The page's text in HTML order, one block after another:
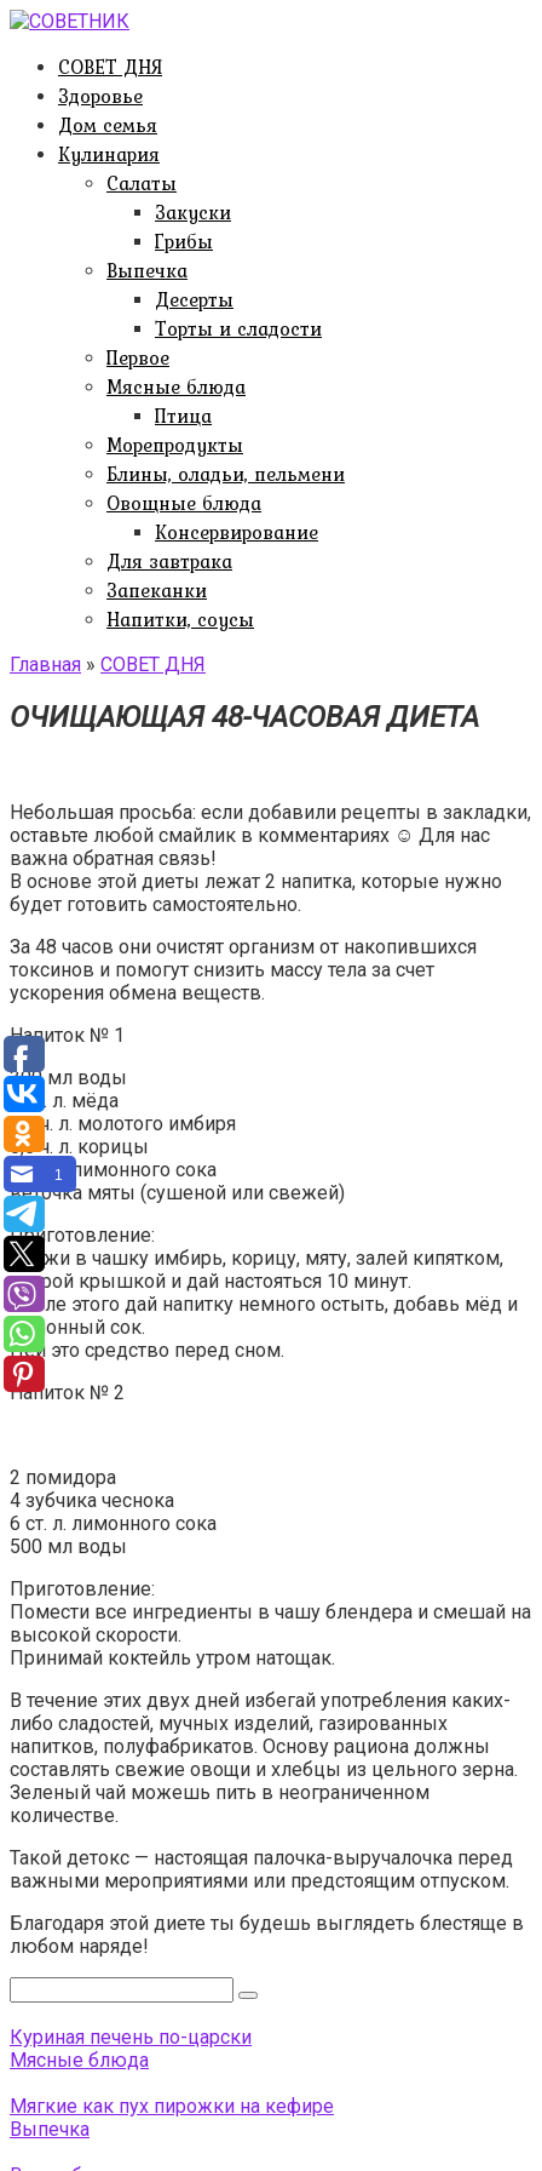
Перейти
контентуСОВЕТ ДНЯ
Здоровье
Дом семья
Кулинария
Салаты
Закуски
Грибы
Выпечка
Десерты
Торты и сладости
Первое
Мясные блюда
Птица
Морепродукты
Блины, оладьи, пельмени
Овощные блюда
Консервирование
Для завтрака
Запеканки
Напитки, соусы
Главная » СОВЕТ ДНЯ
ОЧИЩАЮЩАЯ 48-ЧАСОВАЯ ДИЕТА
Небольшая просьба: если добавили рецепты в закладки,
оставьте любой смайлик в комментариях ☺️ Для нас
важна обратная связь!
В основе этой диеты лежат 2 напитка, которые нужно
будет готовить самостоятельно.
За 48 часов они очистят организм от накопившихся
токсинов и помогут снизить массу тела за счет
ускорения обмена веществ.
Напиток № 1
300 мл воды
1 ст. л. мёда
0,5 ч. л. молотого имбиря
0,5 ч. л. корицы
1 ст. л. лимонного сока
веточка мяты (сушеной или свежей)
Приготовление:
Сложи в чашку имбирь, корицу, мяту, залей кипятком,
накрой крышкой и дай настояться 10 минут.
После этого дай напитку немного остыть, добавь мёд и
лимонный сок.
Пей это средство перед сном.
Напиток № 2
2 помидора
4 зубчика чеснока
6 ст. л. лимонного сока
500 мл воды
Приготовление:
Помести все ингредиенты в чашу блендера и смешай на
высокой скорости.
Принимай коктейль утром натощак.
В течение этих двух дней избегай употребления каких-
либо сладостей, мучных изделий, газированных
напитков, полуфабрикатов. Основу рациона должны
составлять свежие овощи и хлебцы из цельного зерна.
Зеленый чай можешь пить в неограниченном
количестве.
Такой детокс — настоящая палочка-выручалочка перед
важными мероприятиями или предстоящим отпуском.
Благодаря этой диете ты будешь выглядеть блестяще в
любом наряде!
Куриная печень по-царски
Мясные блюда
Мягкие как пух пирожки на кефире
Выпечка
1